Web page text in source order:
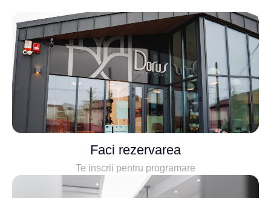
Faci rezervarea
Te inscrii pentru programare